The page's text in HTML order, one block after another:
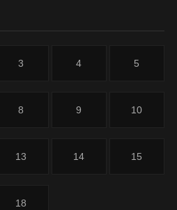
3 4 5
8 9 10
13 14 15
18